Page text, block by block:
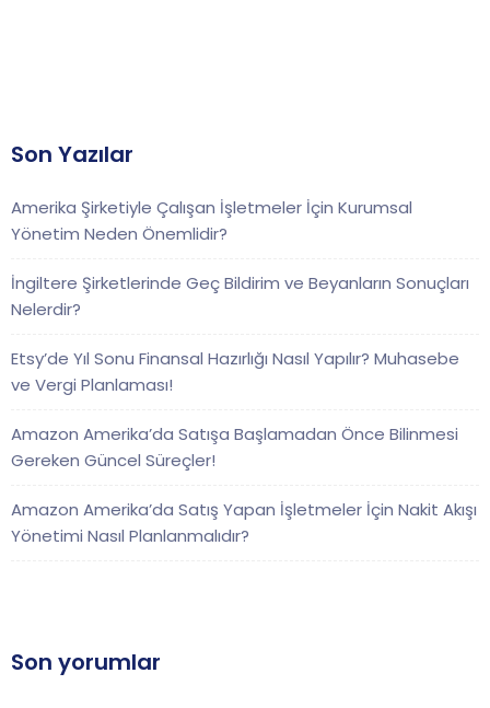
Son Yazılar
Amerika Şirketiyle Çalışan İşletmeler İçin Kurumsal
Yönetim Neden Önemlidir?
İngiltere Şirketlerinde Geç Bildirim ve Beyanların Sonuçları
Nelerdir?
Etsy’de Yıl Sonu Finansal Hazırlığı Nasıl Yapılır? Muhasebe
ve Vergi Planlaması!
Amazon Amerika’da Satışa Başlamadan Önce Bilinmesi
Gereken Güncel Süreçler!
Amazon Amerika’da Satış Yapan İşletmeler İçin Nakit Akışı
Yönetimi Nasıl Planlanmalıdır?
Son yorumlar